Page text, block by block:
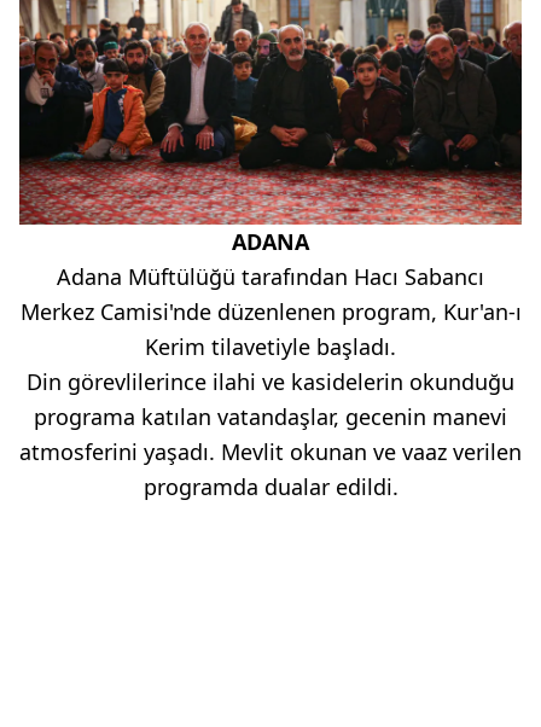
ADANA
Adana Müftülüğü tarafından Hacı Sabancı
Merkez Camisi'nde düzenlenen program, Kur'an-ı
Kerim tilavetiyle başladı.
Din görevlilerince ilahi ve kasidelerin okunduğu
programa katılan vatandaşlar, gecenin manevi
atmosferini yaşadı. Mevlit okunan ve vaaz verilen
programda dualar edildi.